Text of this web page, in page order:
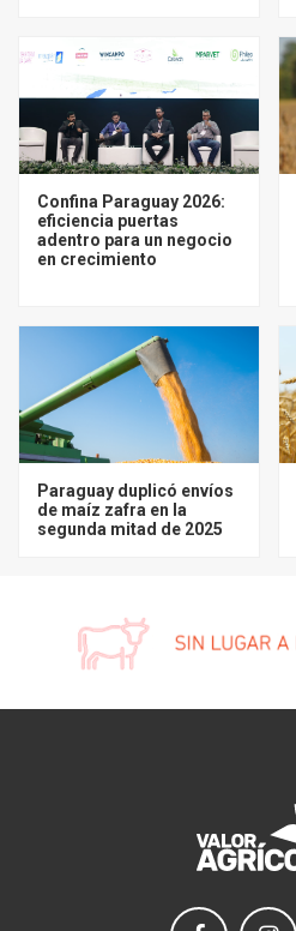
Confina Paraguay 2026:
eficiencia puertas
adentro para un negocio
en crecimiento
Paraguay duplicó envíos
de maíz zafra en la
segunda mitad de 2025